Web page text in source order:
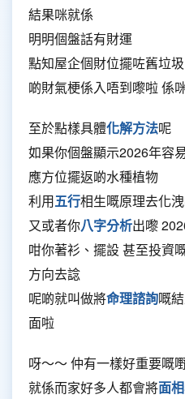
結果咪就係
明明個盤話有財運
點知屋企個財位擺咗舊垃圾
啲財氣梗係入唔到嚟啦 係
至於點樣具體化解方法呢
如果你個盤顯示2026年容
應方位擺返啲水種植物
利用五行相生嘅原理去化
又或者你八字分析出嚟
咁你著衫、擺設 甚至投資
方向去諗
呢啲就叫做將命理諮詢嘅
面啦
呀～～ 仲有一樣好重要嘅
就係而家好多人都會將面